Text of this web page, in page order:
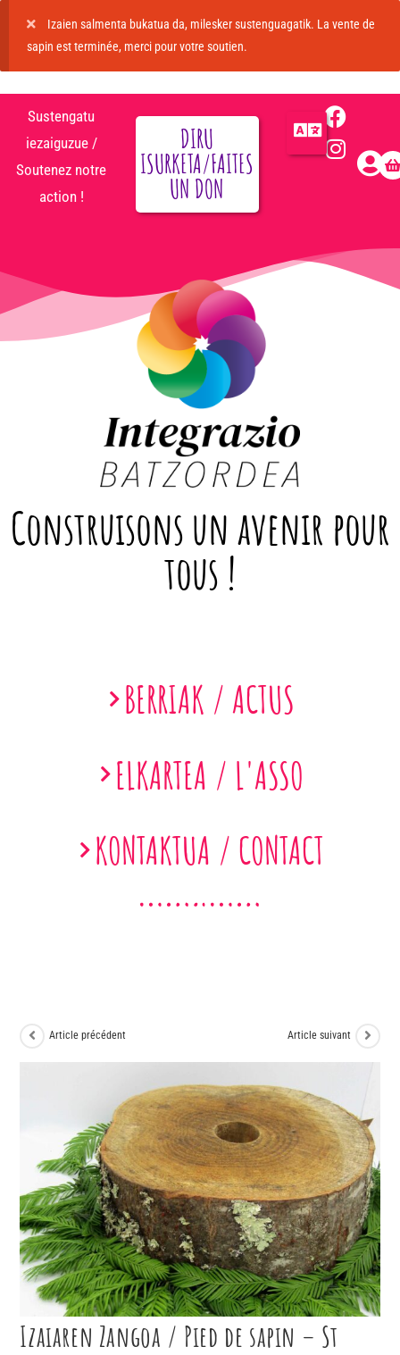
Izaien salmenta bukatua da, milesker sustenguagatik. La vente de
sapin est terminée, merci pour votre soutien.
Sustengatu
iezaiguzue /
Soutenez notre
action !
DIRU
ISURKETA/FAITES
UN DON
Construisons un avenir pour
tous !
BERRIAK / ACTUS
ELKARTEA / L'ASSO
KONTAKTUA / CONTACT
Article précédent Article suivant
Izaiaren Zangoa / Pied de sapin – St